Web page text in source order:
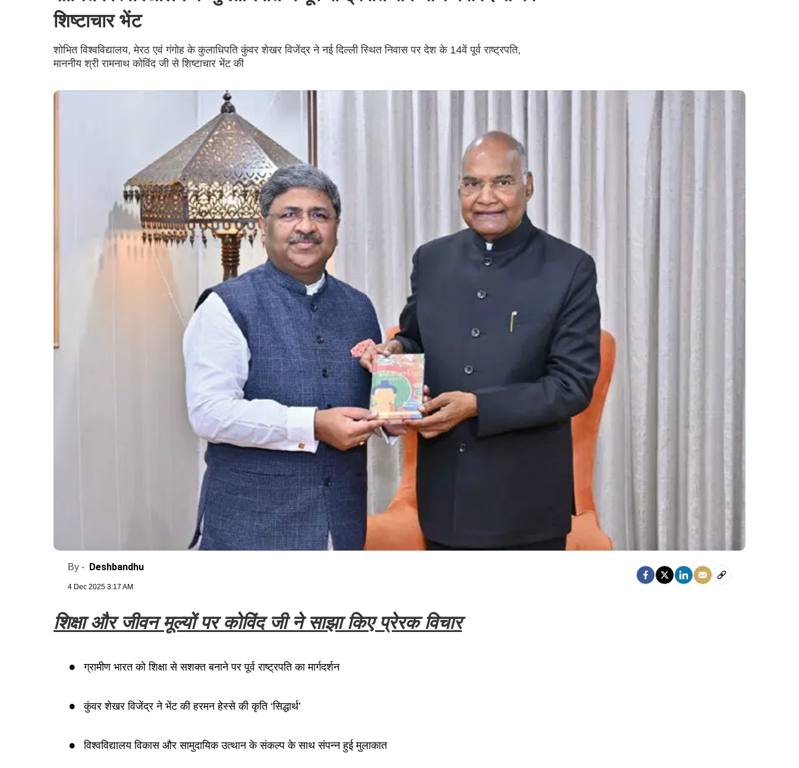
शिष्टाचार भेंट
शोभित विश्वविद्यालय, मेरठ एवं गंगोह के कुलाधिपति कुंवर शेखर विजेंद्र ने नई दिल्ली स्थित निवास पर देश के 14वें पूर्व राष्ट्रपति,
माननीय श्री रामनाथ कोविंद जी से शिष्टाचार भेंट की
By - Deshbandhu
4 Dec 2025 3:17 AM
शिक्षा और जीवन मूल्यों पर कोविंद जी ने साझा किए प्रेरक विचार
ग्रामीण भारत को शिक्षा से सशक्त बनाने पर पूर्व राष्ट्रपति का मार्गदर्शन
कुंवर शेखर विजेंद्र ने भेंट की हरमन हेस्से की कृति ‘सिद्धार्थ’
विश्वविद्यालय विकास और सामुदायिक उत्थान के संकल्प के साथ संपन्न हुई मुलाकात